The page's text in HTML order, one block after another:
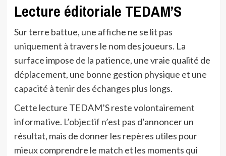
Lecture éditoriale TEDAM’S
Sur terre battue, une affiche ne se lit pas
uniquement à travers le nom des joueurs. La
surface impose de la patience, une vraie qualité de
déplacement, une bonne gestion physique et une
capacité à tenir des échanges plus longs.
Cette lecture TEDAM’S reste volontairement
informative. L’objectif n’est pas d’annoncer un
résultat, mais de donner les repères utiles pour
mieux comprendre le match et les moments qui